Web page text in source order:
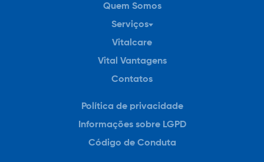
Quem Somos
Serviços
Para Você
Para sua Empresa
Vitalcare
Vital Vantagens
Contatos
Política de privacidade
Informações sobre LGPD
Código de Conduta